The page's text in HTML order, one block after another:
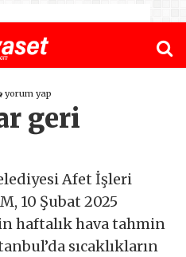
yorum yap
geri
Afet İşleri
10 Şubat 2025
haftalık hava tahmin
sıcaklıkların